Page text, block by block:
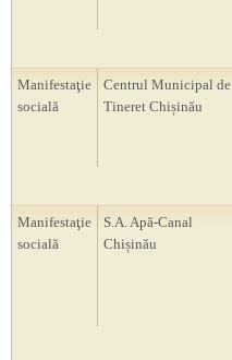
Manifestaţie
socială
Centrul Municipal de
Tineret Chișinău
Manifestaţie
socială
S.A. Apă-Canal
Chișinău